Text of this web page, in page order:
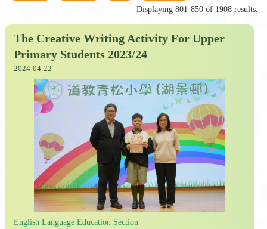
Displaying 801-850 of 1908 results.
The Creative Writing Activity For Upper
Primary Students 2023/24
2024-04-22
English Language Education Section